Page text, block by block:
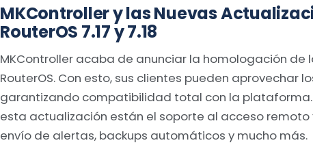
MKController y las Nuevas
RouterOS 7.17 y 7.18
MKController acaba de anunciar la homologación de
RouterOS. Con esto, sus clientes pueden aprovechar
garantizando compatibilidad total con la plataforma.
esta actualización están el soporte al acceso remoto
envío de alertas, backups automáticos y mucho más.